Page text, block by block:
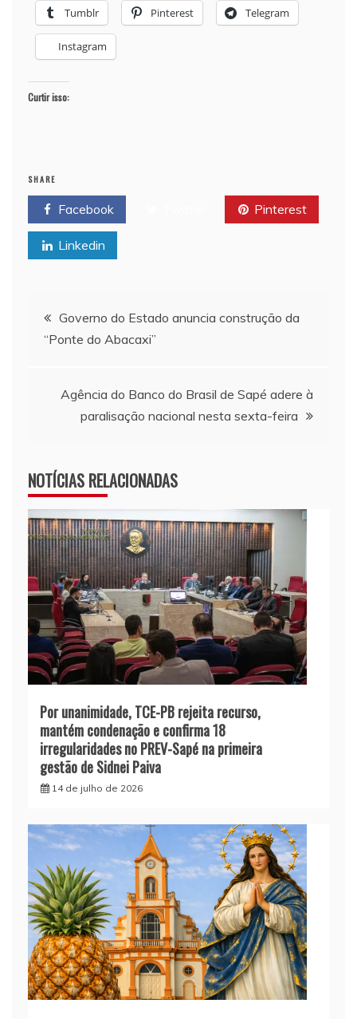
Tumblr Pinterest Telegram
Instagram
Curtir isso:
SHARE
Facebook Pinterest
Linkedin
Navegação de Post
Governo do Estado anuncia construção da
“Ponte do Abacaxi”
Agência do Banco do Brasil de Sapé adere à
paralisação nacional nesta sexta-feira
NOTÍCIAS RELACIONADAS
Por unanimidade, TCE-PB rejeita recurso,
mantém condenação e confirma 18
irregularidades no PREV-Sapé na primeira
gestão de Sidnei Paiva
14 de julho de 2026